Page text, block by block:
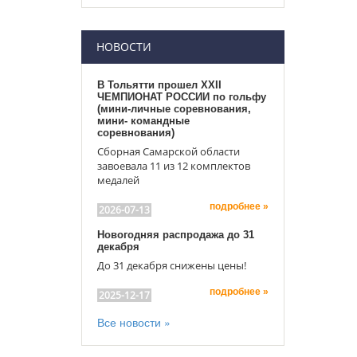
НОВОСТИ
В Тольятти прошел XXII
ЧЕМПИОНАТ РОССИИ по гольфу
(мини-личные соревнования,
мини- командные
соревнования)
Сборная Самарской области
завоевала 11 из 12 комплектов
медалей
2026-07-13 подробнее »
Новогодняя распродажа до 31
декабря
До 31 декабря снижены цены!
2025-12-17 подробнее »
Все новости »